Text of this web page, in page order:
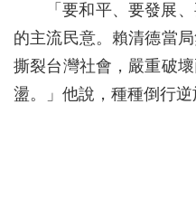
「要和平、要發展
的主流民意。賴清德當
撕裂台灣社會，嚴重破
盪。」他說，種種倒行逆